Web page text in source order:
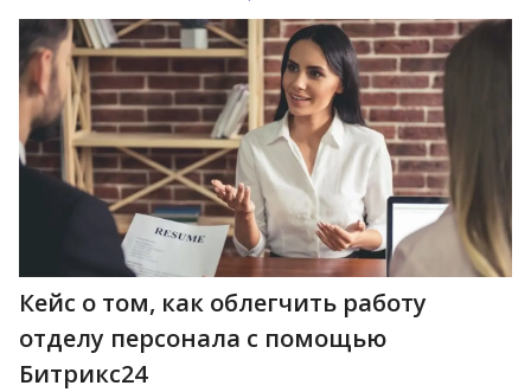
Кейс о том, как облегчить работу
отделу персонала с помощью
Битрикс24